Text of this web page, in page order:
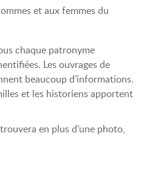
et aux femmes du
chaque patronyme
Les ouvrages de
beaucoup d’informations.
et les historiens apportent
en plus d’une photo,